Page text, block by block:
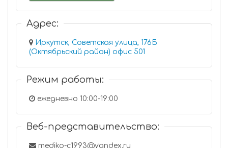
Адрес:
Иркутск, Советская улица, 176Б
(Октябрьский район) офис 501
Режим работы:
ежедневно 10:00-19:00
Веб-представительство:
mediko-c1993@yandex.ru